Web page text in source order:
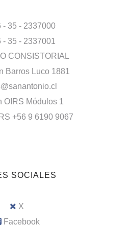
- 35 - 2337000
- 35 - 2337001
CONSISTORIAL
Barros Luco 1881
OIRS Módulos 1
+56 9 6190 9067
SOCIALES
X
Facebook